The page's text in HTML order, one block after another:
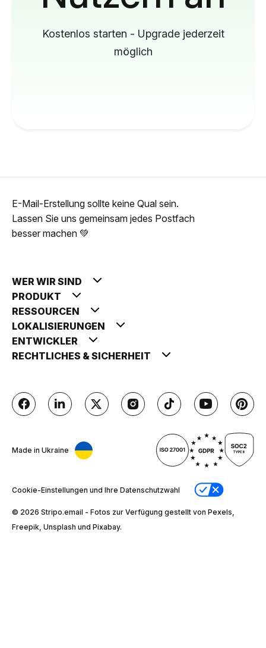
Kostenlos starten - Upgrade jederzeit
möglich
E-Mail-Erstellung sollte keine Qual sein.
Lassen Sie uns gemeinsam jedes Postfach
besser machen 💚
WER WIR SIND
PRODUKT
RESSOURCEN
LOKALISIERUNGEN
ENTWICKLER
RECHTLICHES & SICHERHEIT
Made in Ukraine
Cookie-Einstellungen und Ihre Datenschutzwahl
© 2026 Stripо.email - Fotos zur Verfügung gestellt von Pexels,
Freepik, Unsplash und Pixabay.